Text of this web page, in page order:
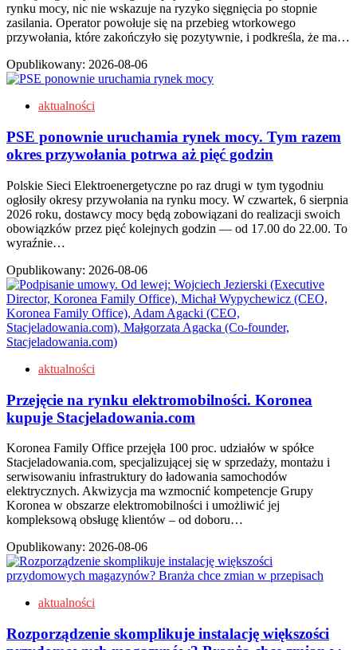
rynku mocy, nic nie wskazuje na ryzyko sięgnięcia po stopnie
zasilania. Operator powołuje się na przebieg wtorkowego
przywołania, które zakończyło się pozytywnie, i podkreśla, że ma…
Opublikowany: 2026-08-06
aktualności
PSE ponownie uruchamia rynek mocy. Tym razem
okres przywołania potrwa aż pięć godzin
Polskie Sieci Elektroenergetyczne po raz drugi w tym tygodniu
ogłosiły okresy przywołania na rynku mocy. W czwartek, 6 sierpnia
2026 roku, dostawcy mocy będą zobowiązani do realizacji swoich
obowiązków przez pięć kolejnych godzin — od 17.00 do 22.00. To
wyraźnie…
Opublikowany: 2026-08-06
aktualności
Przejęcie na rynku elektromobilności. Koronea
kupuje Stacjeladowania.com
Koronea Family Office przejęła 100 proc. udziałów w spółce
Stacjeladowania.com, specjalizującej się w sprzedaży, montażu i
serwisowaniu infrastruktury do ładowania samochodów
elektrycznych. Akwizycja ma wzmocnić kompetencje Grupy
Koronea w obszarze elektromobilności i umożliwić jej
kompleksową obsługę klientów – od doboru…
Opublikowany: 2026-08-06
aktualności
Rozporządzenie skomplikuje instalację większości